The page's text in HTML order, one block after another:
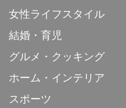
女性ライフスタイル
結婚・育児
グルメ・クッキング
ホーム・インテリア
スポーツ